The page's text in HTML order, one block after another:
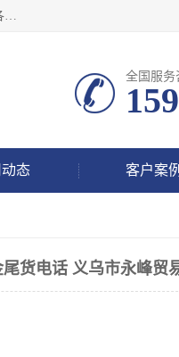
义乌永峰贸易商行长期从事:义乌库存回收、库存五金工具回收、库存杯子回收、尾货处理、尾货回收、库存毛绒玩具回收等各类产品库存回收，我们一直秉承：“，专业收购，价格从优，互惠互利，现金交易，价格公道”七大原则。欢迎有库存处理的老板来电洽谈!
全国服务
态 客户案例
货电话 义乌市永峰贸